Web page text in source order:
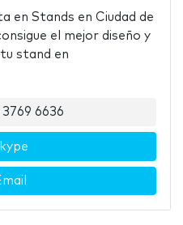
en Stands en Ciudad de
el mejor diseño y
stand en
6636